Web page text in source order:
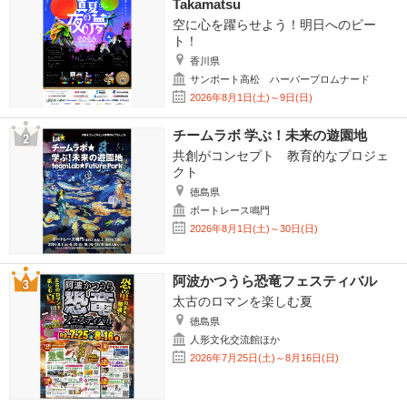
Takamatsu
空に心を躍らせよう！明日へのビー
ト！
香川県
サンポート高松 ハーバープロムナード
2026年8月1日(土)～9日(日)
チームラボ 学ぶ！未来の遊園地
共創がコンセプト 教育的なプロジェ
クト
徳島県
ボートレース鳴門
2026年8月1日(土)～30日(日)
阿波かつうら恐竜フェスティバル
太古のロマンを楽しむ夏
徳島県
人形文化交流館ほか
2026年7月25日(土)～8月16日(日)